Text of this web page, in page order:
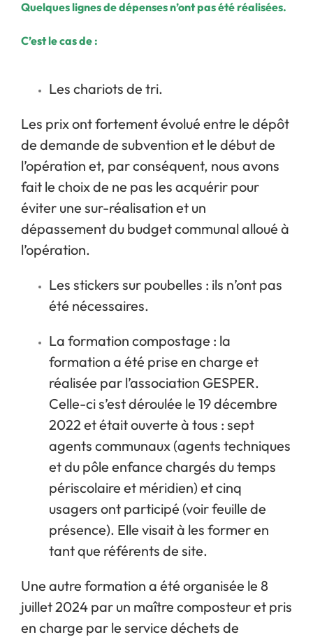
Quelques lignes de dépenses n’ont pas été réalisées.
C’est le cas de :
Les chariots de tri.
Les prix ont fortement évolué entre le dépôt
de demande de subvention et le début de
l’opération et, par conséquent, nous avons
fait le choix de ne pas les acquérir pour
éviter une sur-réalisation et un
dépassement du budget communal alloué à
l’opération.
Les stickers sur poubelles : ils n’ont pas
été nécessaires.
La formation compostage : la
formation a été prise en charge et
réalisée par l’association GESPER.
Celle-ci s’est déroulée le 19 décembre
2022 et était ouverte à tous : sept
agents communaux (agents techniques
et du pôle enfance chargés du temps
périscolaire et méridien) et cinq
usagers ont participé (voir feuille de
présence). Elle visait à les former en
tant que référents de site.
Une autre formation a été organisée le 8
juillet 2024 par un maître composteur et pris
en charge par le service déchets de